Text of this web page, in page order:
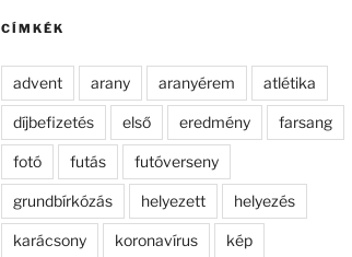
CÍMKÉK
advent arany aranyérem atlétika
díjbefizetés első eredmény farsang
fotó futás futóverseny
grundbírkózás helyezett helyezés
karácsony koronavírus kép